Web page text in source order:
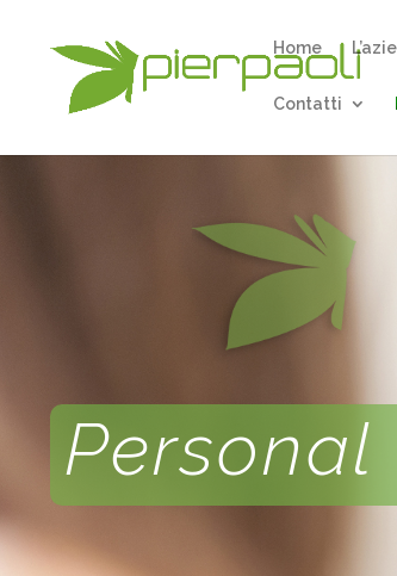
Home
Contatti
Personal